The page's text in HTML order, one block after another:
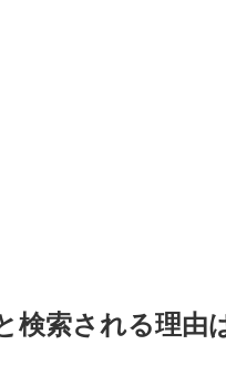
検索される理由